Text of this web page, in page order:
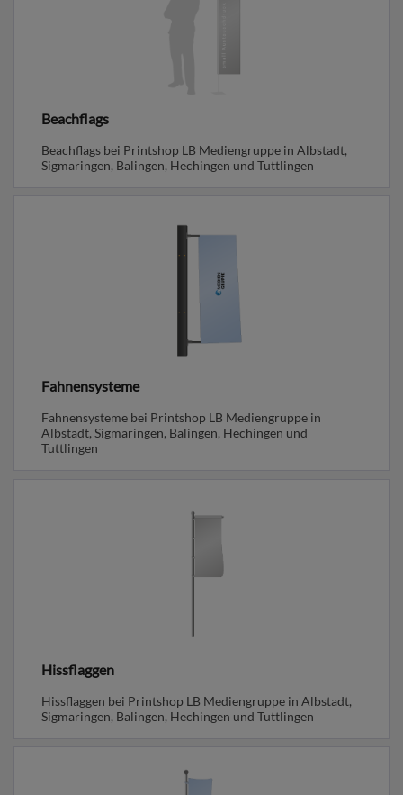
Beachflags
Beachflags bei Printshop LB Mediengruppe in Albstadt,
Sigmaringen, Balingen, Hechingen und Tuttlingen
Fahnensysteme
Fahnensysteme bei Printshop LB Mediengruppe in
Albstadt, Sigmaringen, Balingen, Hechingen und
Tuttlingen
Hissflaggen
Hissflaggen bei Printshop LB Mediengruppe in Albstadt,
Sigmaringen, Balingen, Hechingen und Tuttlingen